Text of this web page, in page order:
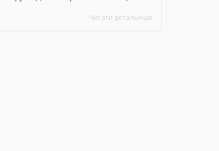
умови не стали на заваді — урок
Читати детальніше